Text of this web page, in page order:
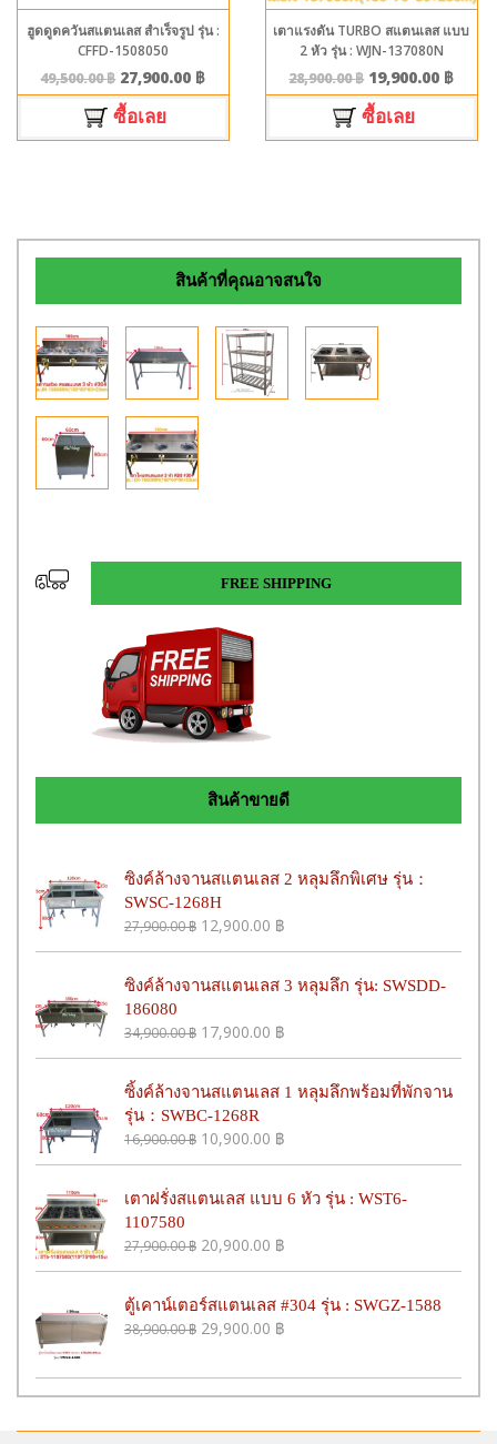
ฮูดดูดควันสแตนเลส สำเร็จรูป รุ่น :
CFFD-1508050
49,500.00฿ 27,900.00 ฿
ซื้อเลย
เตาแรงดัน TURBO สแตนเลส แบบ
2 หัว รุ่น : WJN-137080N
28,900.00฿ 19,900.00 ฿
ซื้อเลย
สินค้าที่คุณอาจสนใจ
FREE SHIPPING
สินค้าขายดี
ซิงค์ล้างจานสแตนเลส 2 หลุมลึกพิเศษ รุ่น：
SWSC-1268H
27,900.00฿ 12,900.00 ฿
ซิงค์ล้างจานสแตนเลส 3 หลุมลึก รุ่น: SWSDD-
186080
34,900.00฿ 17,900.00 ฿
ซิ้งค์ล้างจานสแตนเลส 1 หลุมลึกพร้อมที่พักจาน
รุ่น：SWBC-1268R
16,900.00฿ 10,900.00 ฿
เตาฝรั่งสแตนเลส แบบ 6 หัว รุ่น : WST6-
1107580
27,900.00฿ 20,900.00 ฿
ตู้เคาน์เตอร์สแตนเลส #304 รุ่น : SWGZ-1588
38,900.00฿ 29,900.00 ฿